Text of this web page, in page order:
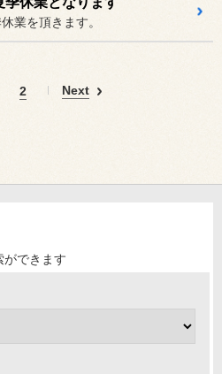
業を頂きます。
2 Next
できます